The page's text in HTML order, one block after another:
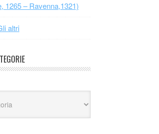
1265 – Ravenna,1321)
altri